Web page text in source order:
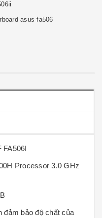
asus fa506
FA506I
Processor 3.0 GHz
đảm bảo độ chất của